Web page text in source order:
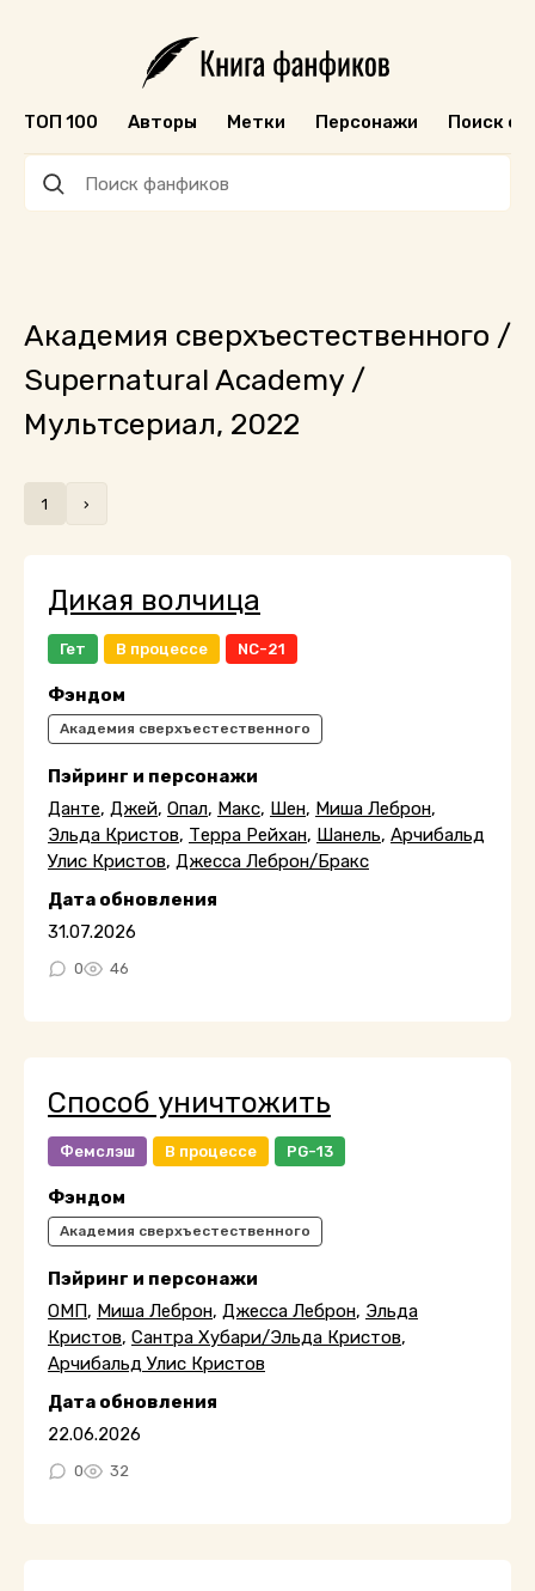
ТОП 100 Авторы Метки Персонажи Поиск
Академия сверхъестественного /
Supernatural Academy /
Мультсериал, 2022
1 ›
Дикая волчица
Гет В процессе NC-21
Фэндом
Академия сверхъестественного
Пэйринг и персонажи
Данте, Джей, Опал, Макс, Шен, Миша Леброн,
Эльда Кристов, Терра Рейхан, Шанель, Арчибальд
Улис Кристов, Джесса Леброн/Бракс
Дата обновления
31.07.2026
0 46
Способ уничтожить
Фемслэш В процессе PG-13
Фэндом
Академия сверхъестественного
Пэйринг и персонажи
ОМП, Миша Леброн, Джесса Леброн, Эльда
Кристов, Сантра Хубари/Эльда Кристов,
Арчибальд Улис Кристов
Дата обновления
22.06.2026
0 32